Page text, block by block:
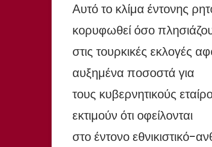
Αυτό το κλίμα έντονης
κορυφωθεί όσο
στις τουρκικές εκλογές
αυξημένα ποσοστά για
τους κυβερνητικούς
εκτιμούν ότι οφείλονται
στο έντονο εθνικιστικό-